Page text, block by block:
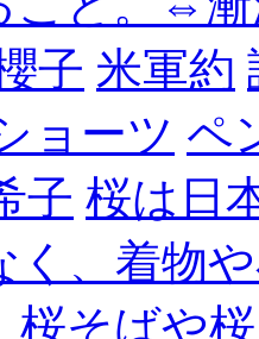
子 米軍約
ョーツ ペ
子 桜は日
く、着物
桜そばや